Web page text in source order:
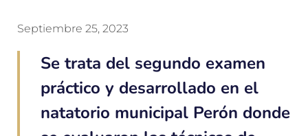
Septiembre 25, 2023
Se trata del segundo examen
práctico y desarrollado en el
natatorio municipal Perón donde